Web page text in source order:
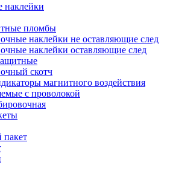
наклейки
пломбы
наклейки не оставляющие след
наклейки оставляющие след
скотч
магнитного воздействия
с проволокой
пакет